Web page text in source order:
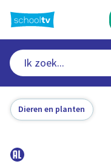
naar
hoofdinhoud
Dieren en planten